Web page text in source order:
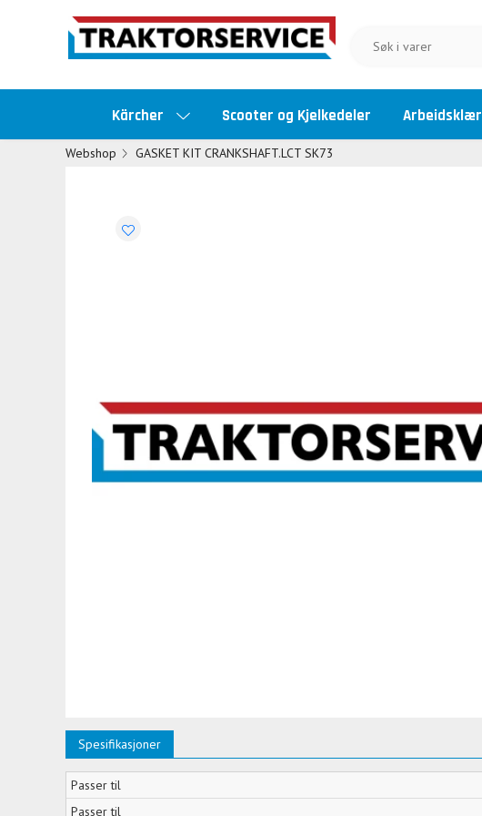
Kärcher Scooter og Kjelkedeler Arbeidsklær
Webshop GASKET KIT CRANKSHAFT.LCT SK73
Spesifikasjoner
Passer til
Passer til